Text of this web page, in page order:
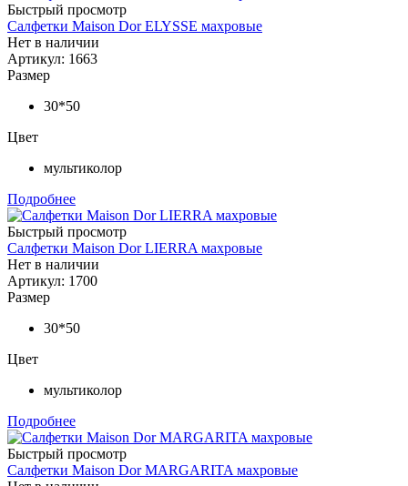
Быстрый просмотр
Салфетки Maison Dor ELYSSE махровые
Нет в наличии
Артикул: 1663
Размер
30*50
Цвет
мультиколор
Подробнее
Быстрый просмотр
Салфетки Maison Dor LIERRA махровые
Нет в наличии
Артикул: 1700
Размер
30*50
Цвет
мультиколор
Подробнее
Быстрый просмотр
Салфетки Maison Dor MARGARITA махровые